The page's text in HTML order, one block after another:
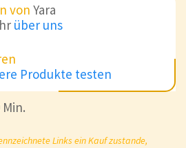
von Yara
über uns
Produkte testen
Min.
Links ein Kauf zustande,